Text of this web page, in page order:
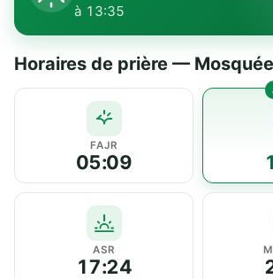
à 13:35
Horaires de prière —
FAJR
05:09
ASR
17:24